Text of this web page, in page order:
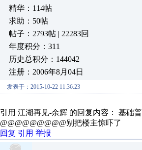
精华：114帖
求助：50帖
帖子：2793帖 | 22283回
年度积分：311
历史总积分：144042
注册：2006年8月04日
发表于：2015-10-22 11:36:23
引用 江湖再见-余辉 的回复内容： 基
@@@@@@@@@别把楼主惊吓了
回复 引用 举报